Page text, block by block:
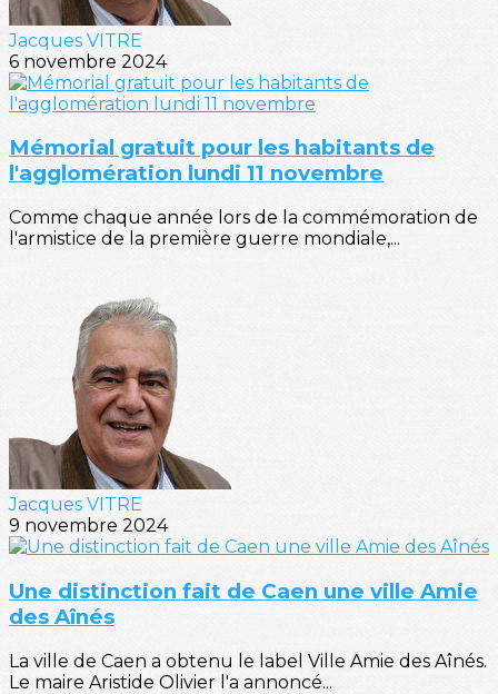
Jacques VITRE
6 novembre 2024
Mémorial gratuit pour les habitants de
l'agglomération lundi 11 novembre
Comme chaque année lors de la commémoration de
l'armistice de la première guerre mondiale,...
Jacques VITRE
9 novembre 2024
Une distinction fait de Caen une ville Amie
des Aînés
La ville de Caen a obtenu le label Ville Amie des Aînés.
Le maire Aristide Olivier l'a annoncé...